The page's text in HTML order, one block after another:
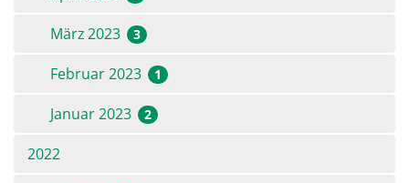
März 2023 3
Februar 2023 1
Januar 2023 2
2022